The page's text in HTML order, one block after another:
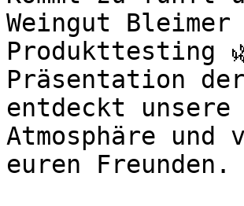
Weingut
Produkttesting
Präsentation
entdeckt
Atmosphäre
euren